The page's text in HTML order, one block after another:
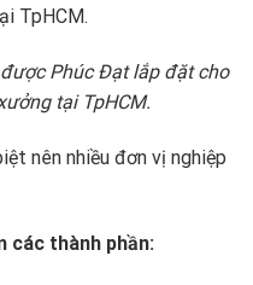
Phúc Đạt lắp đặt cho
tại TpHCM.
nên nhiều đơn vị nghiệp
các thành phần: